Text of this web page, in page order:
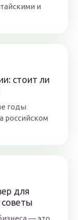
и
стоит ли
годы
российском
для
— это